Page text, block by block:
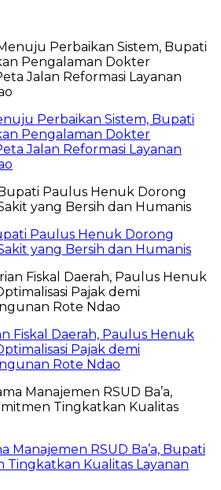
Perbaikan Sistem, Bupati
Pengalaman Dokter
Jalan Reformasi Layanan
Paulus Henuk Dorong
yang Bersih dan Humanis
Fiskal Daerah, Paulus Henuk
Pajak demi
Rote Ndao
Manajemen RSUD Ba’a, Bupati
Tingkatkan Kualitas Layanan